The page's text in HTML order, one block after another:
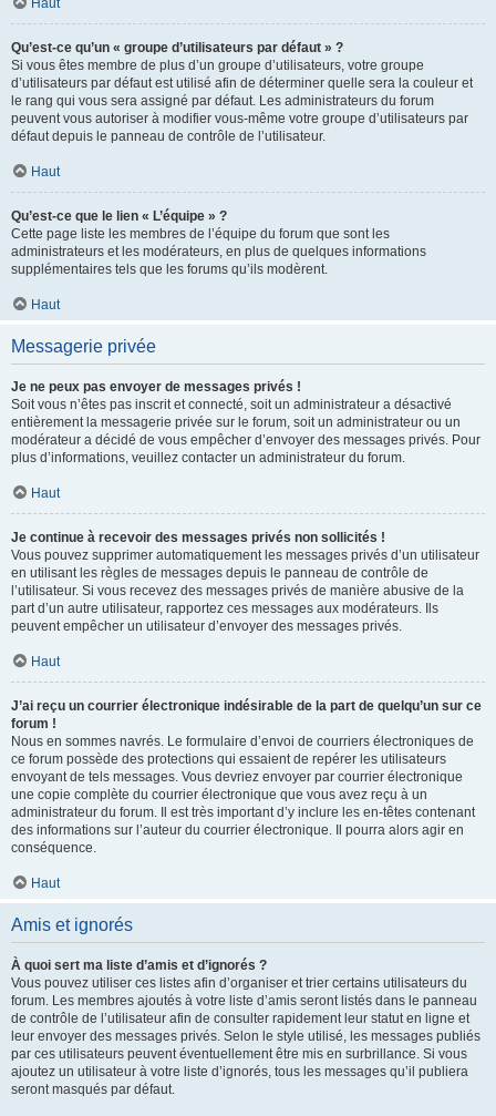
Haut
Qu’est-ce qu’un « groupe d’utilisateurs par défaut » ?
Si vous êtes membre de plus d’un groupe d’utilisateurs, votre groupe
d’utilisateurs par défaut est utilisé afin de déterminer quelle sera la couleur et
le rang qui vous sera assigné par défaut. Les administrateurs du forum
peuvent vous autoriser à modifier vous-même votre groupe d’utilisateurs par
défaut depuis le panneau de contrôle de l’utilisateur.
Haut
Qu’est-ce que le lien « L’équipe » ?
Cette page liste les membres de l’équipe du forum que sont les
administrateurs et les modérateurs, en plus de quelques informations
supplémentaires tels que les forums qu’ils modèrent.
Haut
Messagerie privée
Je ne peux pas envoyer de messages privés !
Soit vous n’êtes pas inscrit et connecté, soit un administrateur a désactivé
entièrement la messagerie privée sur le forum, soit un administrateur ou un
modérateur a décidé de vous empêcher d’envoyer des messages privés. Pour
plus d’informations, veuillez contacter un administrateur du forum.
Haut
Je continue à recevoir des messages privés non sollicités !
Vous pouvez supprimer automatiquement les messages privés d’un utilisateur
en utilisant les règles de messages depuis le panneau de contrôle de
l’utilisateur. Si vous recevez des messages privés de manière abusive de la
part d’un autre utilisateur, rapportez ces messages aux modérateurs. Ils
peuvent empêcher un utilisateur d’envoyer des messages privés.
Haut
J’ai reçu un courrier électronique indésirable de la part de quelqu’un sur ce
forum !
Nous en sommes navrés. Le formulaire d’envoi de courriers électroniques de
ce forum possède des protections qui essaient de repérer les utilisateurs
envoyant de tels messages. Vous devriez envoyer par courrier électronique
une copie complète du courrier électronique que vous avez reçu à un
administrateur du forum. Il est très important d’y inclure les en-têtes contenant
des informations sur l’auteur du courrier électronique. Il pourra alors agir en
conséquence.
Haut
Amis et ignorés
À quoi sert ma liste d’amis et d’ignorés ?
Vous pouvez utiliser ces listes afin d’organiser et trier certains utilisateurs du
forum. Les membres ajoutés à votre liste d’amis seront listés dans le panneau
de contrôle de l’utilisateur afin de consulter rapidement leur statut en ligne et
leur envoyer des messages privés. Selon le style utilisé, les messages publiés
par ces utilisateurs peuvent éventuellement être mis en surbrillance. Si vous
ajoutez un utilisateur à votre liste d’ignorés, tous les messages qu’il publiera
seront masqués par défaut.